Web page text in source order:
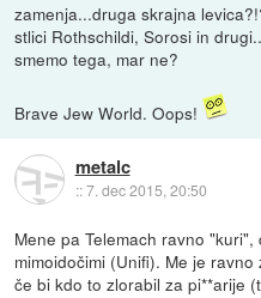
zamenja...druga skrajna
stlici Rothschildi, Sorosi in
smemo tega, mar ne?
Brave Jew World. Oops!
metalc
::7. dec 2015, 20:50
Mene pa Telemach ravno
mimoidočimi (Unifi). Me je
če bi kdo to zlorabil za pi**arije